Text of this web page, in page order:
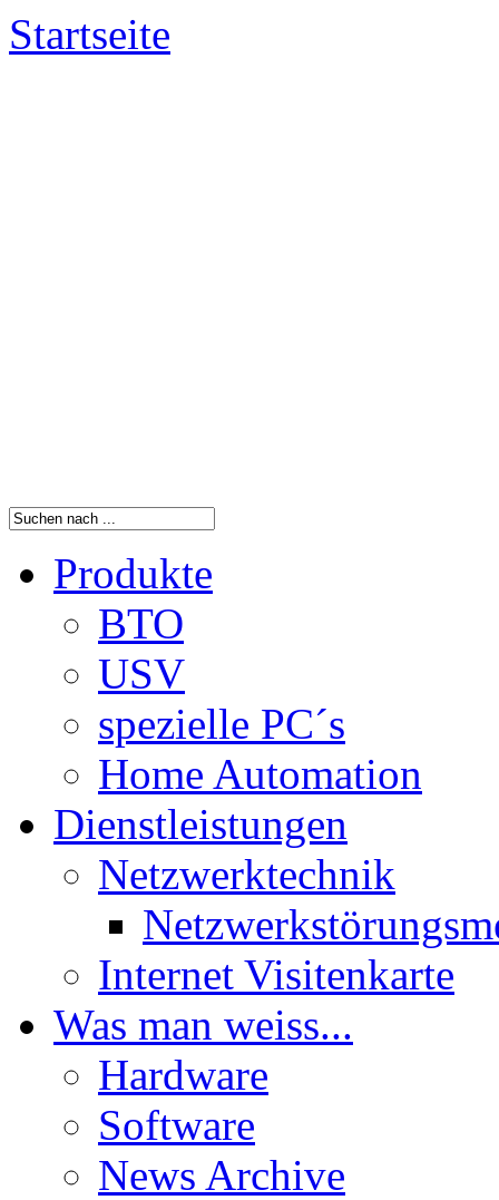
Startseite
Produkte
BTO
USV
spezielle PC´s
Home Automation
Dienstleistungen
Netzwerktechnik
Internet Visitenkarte
Was man weiss...
Hardware
Software
News Archive